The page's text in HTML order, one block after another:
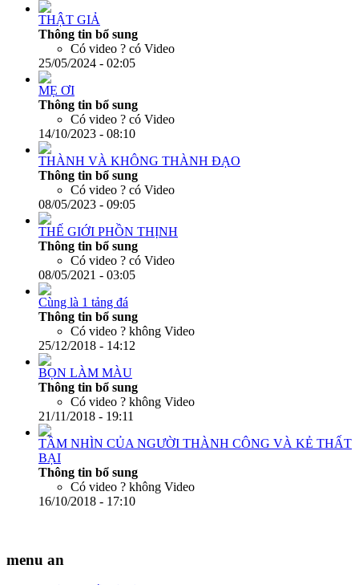
THẬT GIẢ
Thông tin bổ sung
Có video ? có Video
25/05/2024 - 02:05
MẸ ƠI
Thông tin bổ sung
Có video ? có Video
14/10/2023 - 08:10
THÀNH VÀ KHÔNG THÀNH ĐẠO
Thông tin bổ sung
Có video ? có Video
08/05/2023 - 09:05
THẾ GIỚI PHỒN THỊNH
Thông tin bổ sung
Có video ? có Video
08/05/2021 - 03:05
Cùng là 1 tảng đá
Thông tin bổ sung
Có video ? không Video
25/12/2018 - 14:12
BỌN LÀM MÀU
Thông tin bổ sung
Có video ? không Video
21/11/2018 - 19:11
TẦM NHÌN CỦA NGƯỜI THÀNH CÔNG VÀ KẺ THẤT
BẠI
Thông tin bổ sung
Có video ? không Video
16/10/2018 - 17:10
menu an